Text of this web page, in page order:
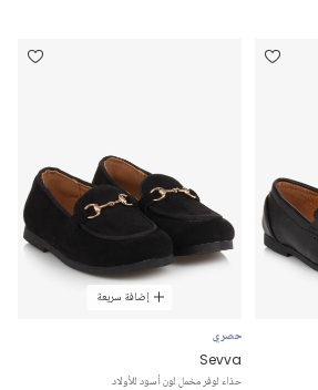
إضافة سريعة
حصري
Sevva
حذاء لوفر مخمل لون أسود للأولاد